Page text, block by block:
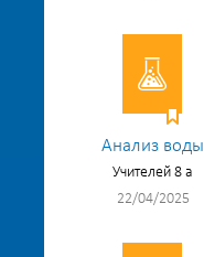
Анализ воды
Учителей 8 а
22/04/2025